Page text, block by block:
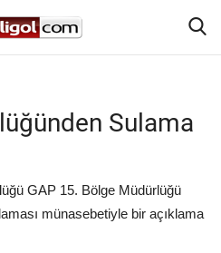
Sulama
GAP 15. Bölge Müdürlüğü
münasebetiyle bir açıklama